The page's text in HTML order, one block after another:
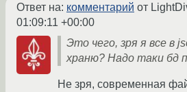
Ответ на: комментарий от
01:09:11 +00:00
Это чего, зря я все в
храню? Надо таки бд
Не зря, современная